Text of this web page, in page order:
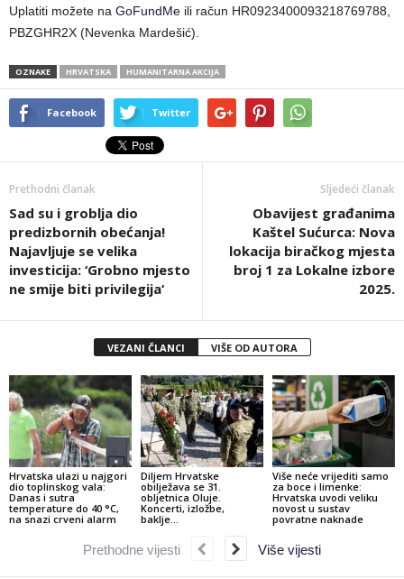
Uplatiti možete na GoFundMe ili račun HR0923400093218769788,
PBZGHR2X (Nevenka Mardešić).
OZNAKE HRVATSKA HUMANITARNA AKCIJA
Facebook Twitter
Prethodni članak
Sad su i groblja dio
predizbornih obećanja!
Najavljuje se velika
investicija: ‘Grobno mjesto
ne smije biti privilegija‘
Sljedeći članak
Obavijest građanima
Kaštel Sućurca: Nova
lokacija biračkog mjesta
broj 1 za Lokalne izbore
2025.
VEZANI ČLANCI VIŠE OD AUTORA
Hrvatska ulazi u najgori
dio toplinskog vala:
Danas i sutra
temperature do 40 °C,
na snazi crveni alarm
Diljem Hrvatske
obilježava se 31.
obljetnica Oluje.
Koncerti, izložbe,
baklje…
Više neće vrijediti samo
za boce i limenke:
Hrvatska uvodi veliku
novost u sustav
povratne naknade
Prethodne vijesti Više vijesti